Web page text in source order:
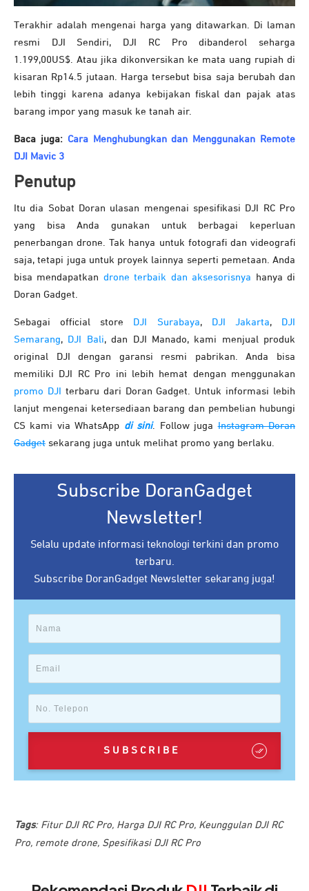
Terakhir adalah mengenai harga yang ditawarkan. Di laman
resmi DJI Sendiri, DJI RC Pro dibanderol seharga
1.199,00US$. Atau jika dikonversikan ke mata uang rupiah di
kisaran Rp14.5 jutaan. Harga tersebut bisa saja berubah dan
lebih tinggi karena adanya kebijakan fiskal dan pajak atas
barang impor yang masuk ke tanah air.
Baca juga: Cara Menghubungkan dan Menggunakan Remote
DJI Mavic 3
Penutup
Itu dia Sobat Doran ulasan mengenai spesifikasi DJI RC Pro
yang bisa Anda gunakan untuk berbagai keperluan
penerbangan drone. Tak hanya untuk fotografi dan videografi
saja, tetapi juga untuk proyek lainnya seperti pemetaan. Anda
bisa mendapatkan drone terbaik dan aksesorisnya hanya di
Doran Gadget.
Sebagai official store DJI Surabaya, DJI Jakarta, DJI
Semarang, DJI Bali, dan DJI Manado, kami menjual produk
original DJI dengan garansi resmi pabrikan. Anda bisa
memiliki DJI RC Pro ini lebih hemat dengan menggunakan
promo DJI terbaru dari Doran Gadget. Untuk informasi lebih
lanjut mengenai ketersediaan barang dan pembelian hubungi
CS kami via WhatsApp di sini. Follow jugaInstagram Doran
Gadget sekarang juga untuk melihat promo yang berlaku.
Subscribe DoranGadget
Newsletter!
Selalu update informasi teknologi terkini dan promo
terbaru.
Subscribe DoranGadget Newsletter sekarang juga!
SUBSCRIBE
Tags: Fitur DJI RC Pro, Harga DJI RC Pro, Keunggulan DJI RC
Pro, remote drone, Spesifikasi DJI RC Pro